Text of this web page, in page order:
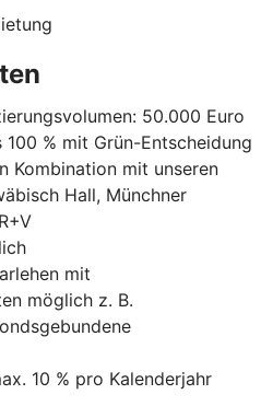
50.000 Euro
100 % mit Grün-Entscheidung
Kombination mit unseren
Hall, Münchner
mit
möglich z. B.
10 % pro Kalenderjahr